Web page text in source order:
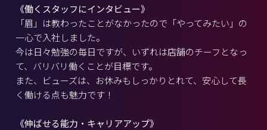
《働くスタッフにインタビュー》
「眉」は教わったことがなかったので「やってみたい」の
一心で入社しました。
今は日々勉強の毎日ですが、いずれは店舗のチーフとなっ
て、バリバリ働くことが目標です。
また、ビューズは、お休みもしっかりとれて、安心して長
く働ける点も魅力です！
《伸ばせる能力・キャリアアップ》